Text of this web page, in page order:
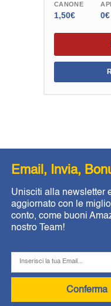
CANONE
1,50€ 0€
Email, Invia,
Unisciti alla newsletter
aggiornato con le
conto, come buoni
nostro Team!
Conferma